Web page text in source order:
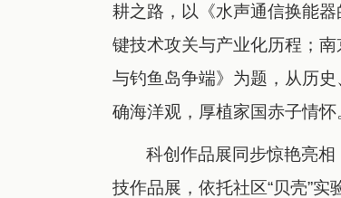
耕之路，以《水声通信换能
键技术攻关与产业化历程；
与钓鱼岛争端》为题，从历
确海洋观，厚植家国赤子情怀
科创作品展同步惊艳亮相
技作品展，依托社区“贝壳”